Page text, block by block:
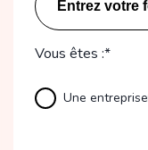
Vous êtes :*
Une entreprise